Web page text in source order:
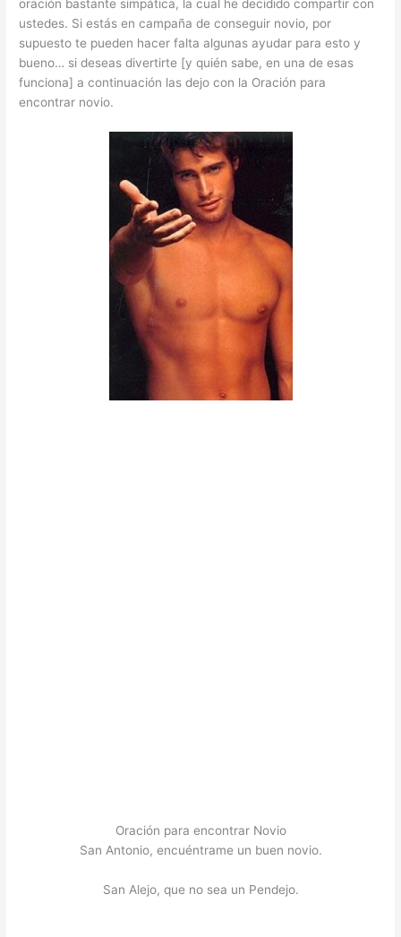
oración bastante simpática, la cual he decidido compartir con
ustedes. Si estás en campaña de conseguir novio, por
supuesto te pueden hacer falta algunas ayudar para esto y
bueno… si deseas divertirte [y quién sabe, en una de esas
funciona] a continuación las dejo con la Oración para
encontrar novio.
Oración para encontrar Novio
San Antonio, encuéntrame un buen novio.
San Alejo, que no sea un Pendejo.